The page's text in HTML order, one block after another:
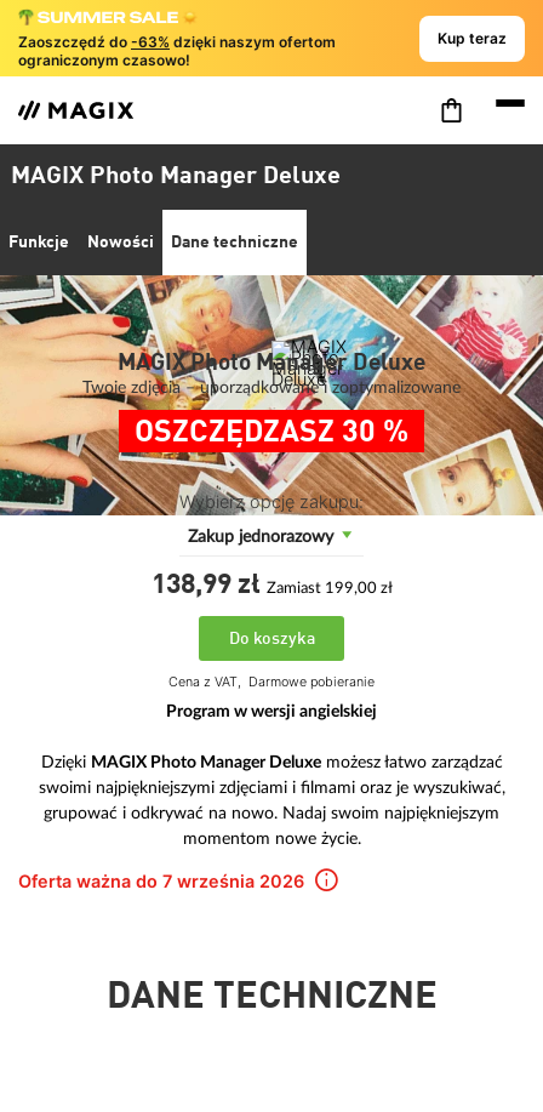
Zaoszczędź do -63% dzięki naszym ofertom
ograniczonym czasowo!
Kup teraz
MAGIX Photo Manager Deluxe
Funkcje Nowości Dane techniczne
MAGIX Photo Manager Deluxe
Twoje zdjęcia – uporządkowane i zoptymalizowane
OSZCZĘDZASZ 30 %
Wybierz opcję zakupu:
Zakup jednorazowy
138,99zł Zamiast 199,00 zł
Do koszyka
Cena z VAT, Darmowe pobieranie
Program w wersji angielskiej
Dzięki MAGIX Photo Manager Deluxemożesz łatwo zarządzać
swoimi najpiękniejszymi zdjęciami i filmami oraz je wyszukiwać,
grupować i odkrywać na nowo. Nadaj swoim najpiękniejszym
momentom nowe życie.
Oferta ważna do 7 września 2026
DANE TECHNICZNE